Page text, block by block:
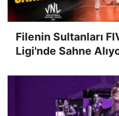
Filenin Sultanları
Ligi'nde Sahne